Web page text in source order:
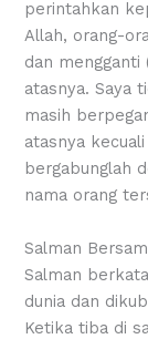
perintahkan
Allah, orang-
dan mengganti
atasnya. Saya
masih
atasnya
bergabunglah
nama orang
Salman
Salman
dunia dan
Ketika tiba di